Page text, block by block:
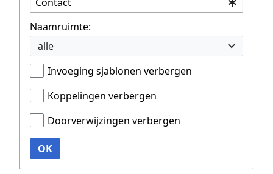
Naamruimte:
alle
Invoeging sjablonen verbergen
Koppelingen verbergen
Doorverwijzingen verbergen
OK